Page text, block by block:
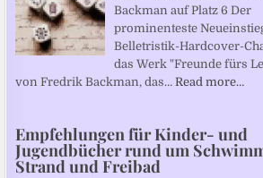
Backman auf Platz 6 Der
prominenteste
Belletristik-Hardcover-
das Werk "Freunde fürs
von Fredrik Backman, das… Read more…
Empfehlungen für Kinder- und
Jugendbücher rund um
Strand und Freibad